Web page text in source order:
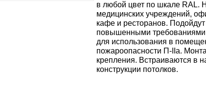
в любой цвет по шкале RAL.
медицинских учреждений,
кафе и ресторанов.
повышенными требованиями
для использования в
пожароопасности П-IIа.
крепления. Встраиваются в
конструкции потолков.